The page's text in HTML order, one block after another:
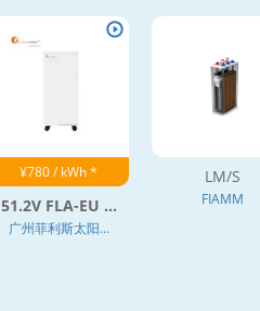
¥780 / kWh *
51.2V FLA-EU ...
广州菲利斯太阳...
LM/S
FIAMM